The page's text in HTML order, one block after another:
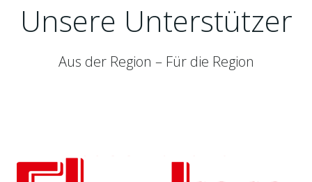
Unsere Unterstützer
Aus der Region – Für die Region